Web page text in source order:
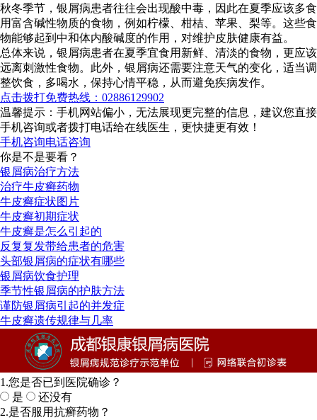
秋冬季节，银屑病患者往往会出现酸中毒，因此在夏季应该多食
用富含碱性物质的食物，例如柠檬、柑桔、苹果、梨等。这些食
物能够起到中和体内酸碱度的作用，对维护皮肤健康有益。
总体来说，银屑病患者在夏季宜食用新鲜、清淡的食物，更应该
远离刺激性食物。此外，银屑病还需要注意天气的变化，适当调
整饮食，多喝水，保持心情平稳，从而避免疾病发作。
点击拨打免费热线：02886129902
温馨提示：手机网站偏小，无法展现更完整的信息，建议您直接
手机咨询或者拨打电话给在线医生，更快捷更有效！
手机咨询电话咨询
你是不是要看？
银屑病治疗方法
治疗牛皮癣药物
牛皮癣症状图片
牛皮癣初期症状
牛皮癣是怎么引起的
反复复发带给患者的危害
头部银屑病的症状有哪些
银屑病饮食护理
季节性银屑病的护肤方法
谨防银屑病引起的并发症
牛皮癣遗传规律与几率
1.您是否已到医院确诊？
是
还没有
2.是否服用抗癣药物？